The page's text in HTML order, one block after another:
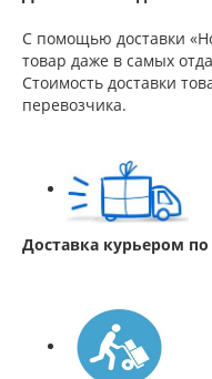
С помощью доставки
товар даже в самых
Стоимость доставки
перевозчика.
Доставка курьером по